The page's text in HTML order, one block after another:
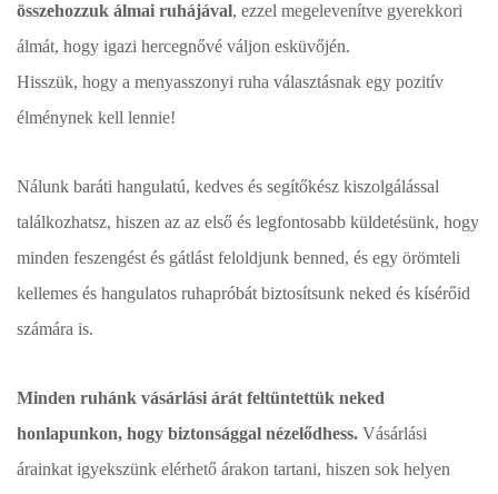
összehozzuk álmai ruhájával, ezzel megelevenítve gyerekkori
álmát, hogy igazi hercegnővé váljon esküvőjén.
Hisszük, hogy a menyasszonyi ruha választásnak egy pozitív
élménynek kell lennie!
Nálunk baráti hangulatú, kedves és segítőkész kiszolgálással
találkozhatsz, hiszen az az első és legfontosabb küldetésünk, hogy
minden feszengést és gátlást feloldjunk benned, és egy örömteli
kellemes és hangulatos ruhapróbát biztosítsunk neked és kísérőid
számára is.
Minden ruhánk vásárlási árát feltüntettük neked
honlapunkon, hogy biztonsággal nézelődhess. Vásárlási
árainkat igyekszünk elérhető árakon tartani, hiszen sok helyen